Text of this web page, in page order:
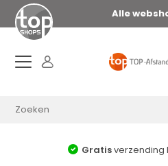
Alle
Gratisverzending